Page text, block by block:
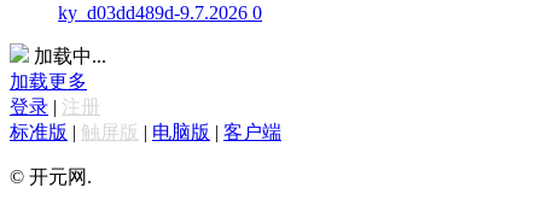
ky_d03dd489d-9.7.2026 0
加载中...
加载更多
登录 | 注册
标准版 | 触屏版 | 电脑版 | 客户端
© 开元网.